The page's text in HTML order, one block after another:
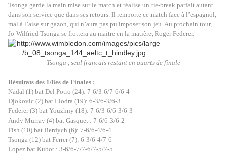
Tsonga garde la main mise sur le match et réalise un tie-break parfait autant
dans son service que dans ses retours. Il remporte ce match face à l’espagnol,
mal à l’aise sur gazon, qui n’aura pas pu imposer son jeu. Au prochain tour,
Jo-Wilfried Tsonga se frottera au maitre en la matière, Roger Federer.
Tsonga , seul francais restant en quarts de finale
Résultats des 1/8es de Finales :
Nadal (1) bat Del Potro (24): 7-6/3-6/7-6/6-4
Djokovic (2) bat Llodra (19): 6-3/6-3/6-3
Federer (3) bat Youzhny (18): 7-6/3-6/6-3/6-3
Andy Murray (4) bat Gasquet : 7-6/6-3/6-2
Fish (10) bat Berdych (6): 7-6/6-4/6-4
Tsonga (12) bat Ferrer (7): 6-3/6-4/7-6
Lopez bat Kubot : 3-6/6-7/7-6/7-5/7-5